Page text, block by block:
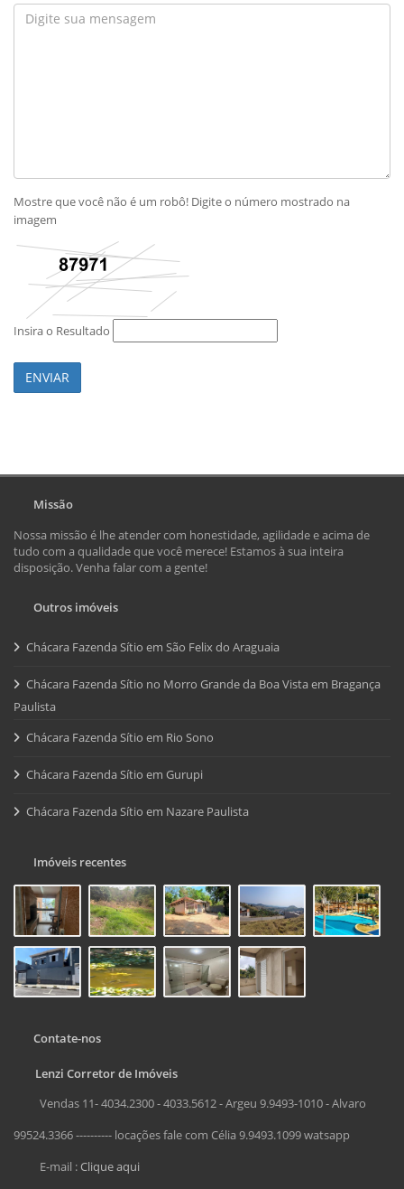
Mostre que você não é um robô! Digite o número mostrado na
imagem
Insira o Resultado
ENVIAR
Missão
Nossa missão é lhe atender com honestidade, agilidade e acima de
tudo com a qualidade que você merece! Estamos à sua inteira
disposição. Venha falar com a gente!
Outros imóveis
Chácara Fazenda Sítio em São Felix do Araguaia
Chácara Fazenda Sítio no Morro Grande da Boa Vista em Bragança
Paulista
Chácara Fazenda Sítio em Rio Sono
Chácara Fazenda Sítio em Gurupi
Chácara Fazenda Sítio em Nazare Paulista
Imóveis recentes
Contate-nos
Lenzi Corretor de Imóveis
Vendas 11- 4034.2300 - 4033.5612 - Argeu 9.9493-1010 - Alvaro
99524.3366 ---------- locações fale com Célia 9.9493.1099 watsapp
E-mail :Clique aqui